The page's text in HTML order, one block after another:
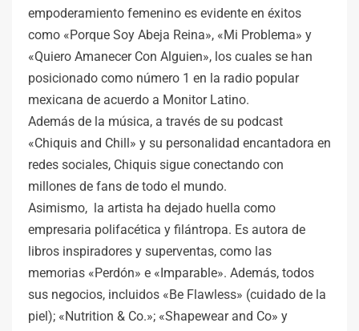
empoderamiento femenino es evidente en éxitos
como «Porque Soy Abeja Reina», «Mi Problema» y
«Quiero Amanecer Con Alguien», los cuales se han
posicionado como número 1 en la radio popular
mexicana de acuerdo a Monitor Latino.
Además de la música, a través de su podcast
«Chiquis and Chill» y su personalidad encantadora en
redes sociales, Chiquis sigue conectando con
millones de fans de todo el mundo.
Asimismo, la artista ha dejado huella como
empresaria polifacética y filántropa. Es autora de
libros inspiradores y superventas, como las
memorias «Perdón» e «Imparable». Además, todos
sus negocios, incluidos «Be Flawless» (cuidado de la
piel); «Nutrition & Co.»; «Shapewear and Co» y